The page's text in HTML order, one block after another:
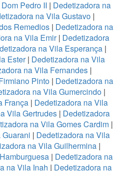
Pedro II | Dedetizadora na
na Vila Gustavo|
Remedios| Dedetizadora na
na Vila Emir| Dedetizadora
na Vila Esperança |
Ester| Dedetizadora na Vila
na Vila Fernandes |
Pinto | Dedetizadora na
na Vila Gumercindo |
França| Dedetizadora na Vila
Vila Gertrudes | Dedetizadora
na Vila Gomes Cardim |
| Dedetizadora na Vila
na Vila Guilhermina|
| Dedetizadora na
na Vila Inah | Dedetizadora na